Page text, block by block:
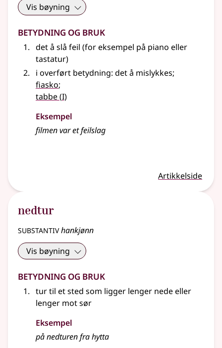
Vis bøyning
Betydning og bruk
det å slå feil (for eksempel på piano eller
tastatur)
i overført betydning: det å mislykkes;
fiasko;
tabbe(1
I)
Eksempel
filmen var et feilslag
Artikkelside
nedtur
substantivhankjønn
Vis bøyning
Betydning og bruk
tur til et sted som ligger lenger nede eller
lenger mot sør
Eksempel
på nedturen fra hytta